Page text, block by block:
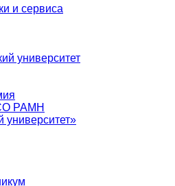
и сервиса
университет
СО РАМН
университет»